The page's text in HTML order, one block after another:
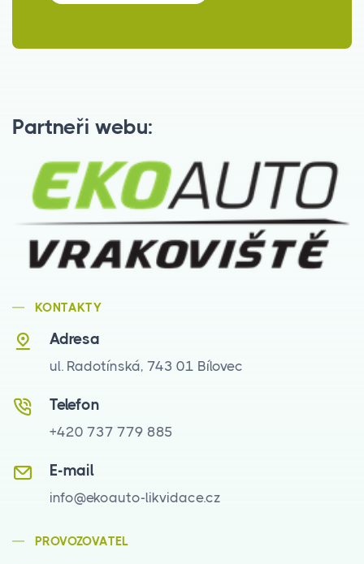
Partneři webu:
KONTAKTY
Adresa
ul. Radotínská, 743 01 Bílovec
Telefon
+420 737 779 885
E-mail
info@ekoauto-likvidace.cz
PROVOZOVATEL